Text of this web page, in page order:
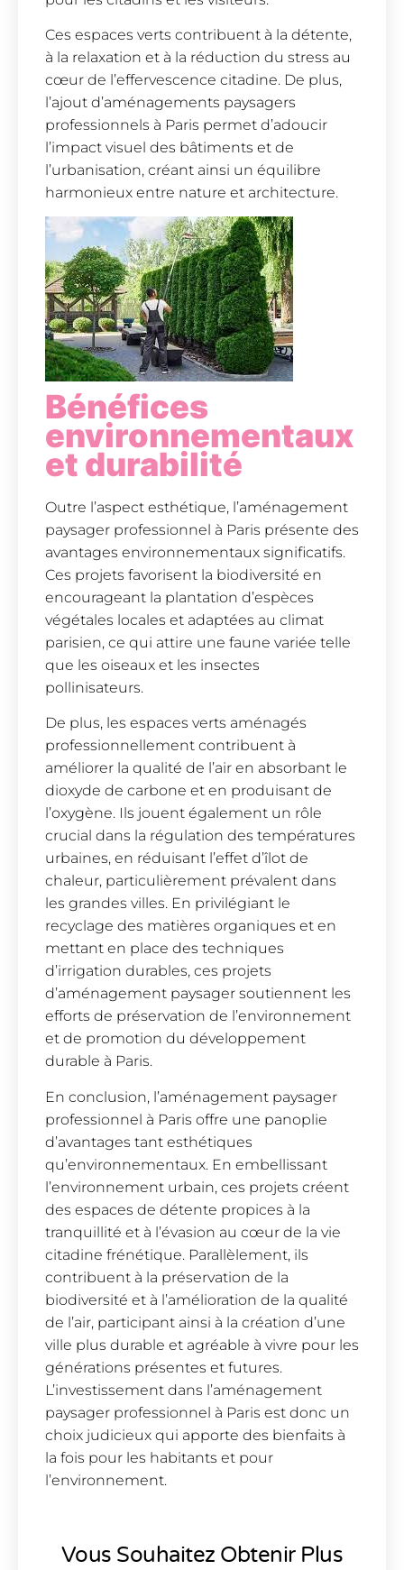
Ces espaces verts contribuent à la détente,
à la relaxation et à la réduction du stress au
cœur de l’effervescence citadine. De plus,
l’ajout d’aménagements paysagers
professionnels à Paris permet d’adoucir
l’impact visuel des bâtiments et de
l’urbanisation, créant ainsi un équilibre
harmonieux entre nature et architecture.
Bénéfices
environnementaux
et durabilité
Outre l’aspect esthétique, l’aménagement
paysager professionnel à Paris présente des
avantages environnementaux significatifs.
Ces projets favorisent la biodiversité en
encourageant la plantation d’espèces
végétales locales et adaptées au climat
parisien, ce qui attire une faune variée telle
que les oiseaux et les insectes
pollinisateurs.
De plus, les espaces verts aménagés
professionnellement contribuent à
améliorer la qualité de l’air en absorbant le
dioxyde de carbone et en produisant de
l’oxygène. Ils jouent également un rôle
crucial dans la régulation des températures
urbaines, en réduisant l’effet d’îlot de
chaleur, particulièrement prévalent dans
les grandes villes. En privilégiant le
recyclage des matières organiques et en
mettant en place des techniques
d’irrigation durables, ces projets
d’aménagement paysager soutiennent les
efforts de préservation de l’environnement
et de promotion du développement
durable à Paris.
En conclusion, l’aménagement paysager
professionnel à Paris offre une panoplie
d’avantages tant esthétiques
qu’environnementaux. En embellissant
l’environnement urbain, ces projets créent
des espaces de détente propices à la
tranquillité et à l’évasion au cœur de la vie
citadine frénétique. Parallèlement, ils
contribuent à la préservation de la
biodiversité et à l’amélioration de la qualité
de l’air, participant ainsi à la création d’une
ville plus durable et agréable à vivre pour les
générations présentes et futures.
L’investissement dans l’aménagement
paysager professionnel à Paris est donc un
choix judicieux qui apporte des bienfaits à
la fois pour les habitants et pour
l’environnement.
Vous Souhaitez Obtenir Plus